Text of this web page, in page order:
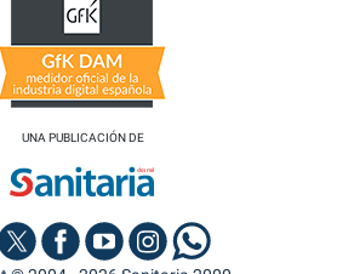
UNA PUBLICACIÓN DE